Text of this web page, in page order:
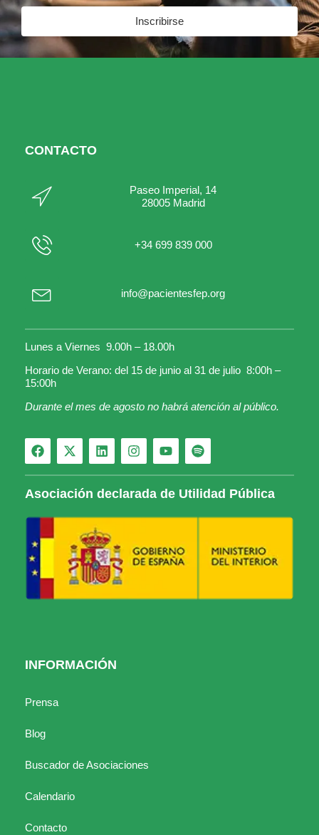
Inscribirse
CONTACTO
Paseo Imperial, 14
28005 Madrid
+34 699 839 000
info@pacientesfep.org
Lunes a Viernes 9.00h – 18.00h
Horario de Verano: del 15 de junio al 31 de julio 8:00h –
15:00h
Durante el mes de agosto no habrá atención al público.
Asociación declarada de Utilidad Pública
INFORMACIÓN
Prensa
Blog
Buscador de Asociaciones
Calendario
Contacto